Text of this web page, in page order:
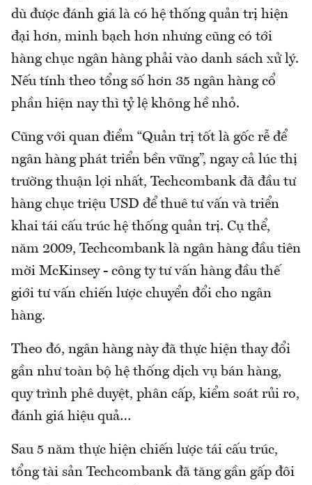
dù được đánh giá là có hệ thống quản trị hiện
đại hơn, minh bạch hơn nhưng cũng có tới
hàng chục ngân hàng phải vào danh sách xử lý.
Nếu tính theo tổng số hơn 35 ngân hàng cổ
phần hiện nay thì tỷ lệ không hề nhỏ.
Cũng với quan điểm “Quản trị tốt là gốc rễ để
ngân hàng phát triển bền vững”, ngay cả lúc thị
trường thuận lợi nhất, Techcombank đã đầu tư
hàng chục triệu USD để thuê tư vấn và triển
khai tái cấu trúc hệ thống quản trị. Cụ thể,
năm 2009, Techcombank là ngân hàng đầu tiên
mời McKinsey - công ty tư vấn hàng đầu thế
giới tư vấn chiến lược chuyển đổi cho ngân
hàng.
Theo đó, ngân hàng này đã thực hiện thay đổi
gần như toàn bộ hệ thống dịch vụ bán hàng,
quy trình phê duyệt, phân cấp, kiểm soát rủi ro,
đánh giá hiệu quả…
Sau 5 năm thực hiện chiến lược tái cấu trúc,
tổng tài sản Techcombank đã tăng gần gấp đôi